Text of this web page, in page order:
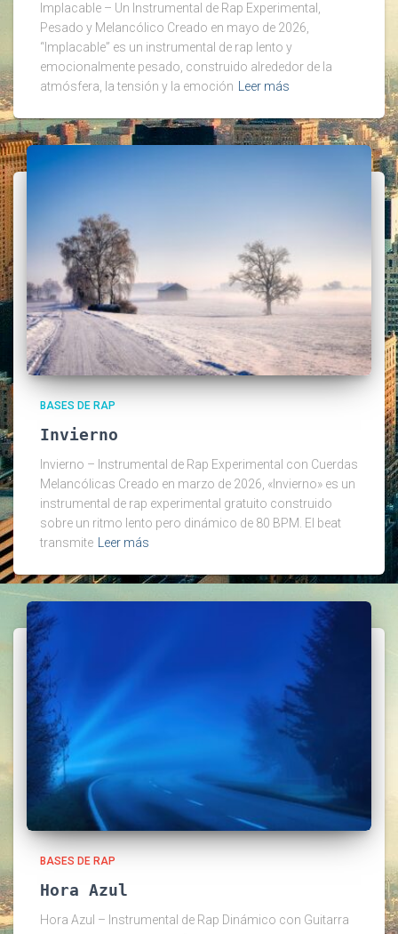
Implacable – Un Instrumental de Rap Experimental,
Pesado y Melancólico Creado en mayo de 2026,
“Implacable” es un instrumental de rap lento y
emocionalmente pesado, construido alrededor de la
atmósfera, la tensión y la emoción
Leer más
BASES DE RAP
Invierno
Invierno – Instrumental de Rap Experimental con Cuerdas
Melancólicas Creado en marzo de 2026, «Invierno» es un
instrumental de rap experimental gratuito construido
sobre un ritmo lento pero dinámico de 80 BPM. El beat
transmite
Leer más
BASES DE RAP
Hora Azul
Hora Azul – Instrumental de Rap Dinámico con Guitarra